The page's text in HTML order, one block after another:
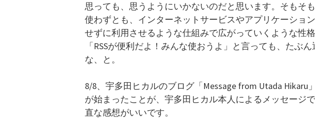
思っても、思うようにいかないのだと思います。そもそ
使わずとも、インターネットサービスやアプリケーショ
せずに利用させるような仕組みで広がっていくような性格
「RSSが便利だよ！みんな使おうよ」と言っても、たぶ
な、と。
8/8、宇多田ヒカルのブログ「Message from Utada Hikaru
が始まったことが、宇多田ヒカル本人によるメッセージ
直な感想がいいです。